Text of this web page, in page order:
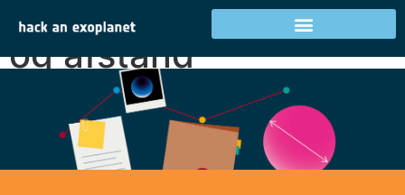
Trin 3 - Orbitalperiode
og afstand